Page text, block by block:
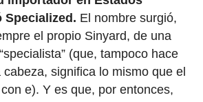
Specialized. El nombre surgió,
el propio Sinyard, de una
(que, tampoco hace
significa lo mismo que el
e). Y es que, por entonces,